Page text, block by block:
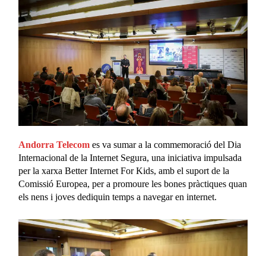
Andorra Telecom es va sumar a la commemoració del Dia
Internacional de la Internet Segura, una iniciativa impulsada
per la xarxa Better Internet For Kids, amb el suport de la
Comissió Europea, per a promoure les bones pràctiques quan
els nens i joves dediquin temps a navegar en internet.